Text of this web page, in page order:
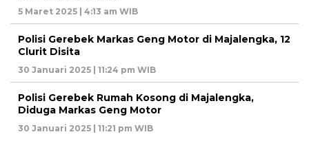
5 Maret 2025 | 4:13 am WIB
Polisi Gerebek Markas Geng Motor di Majalengka, 12
Clurit Disita
30 Januari 2025 | 11:24 pm WIB
Polisi Gerebek Rumah Kosong di Majalengka,
Diduga Markas Geng Motor
30 Januari 2025 | 11:21 pm WIB